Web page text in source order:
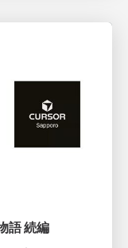
語 続編